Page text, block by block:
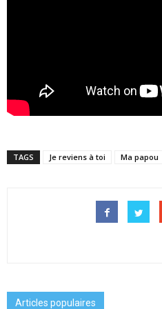
TAGS Je reviens à toi Ma papou
Articles populaires